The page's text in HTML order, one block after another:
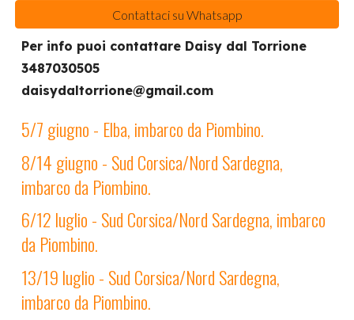
Contattaci su Whatsapp
Per info puoi contattare Daisy dal Torrione
3487030505
daisydaltorrione@gmail.com
5/7 giugno - Elba, imbarco da Piombino.
8/14 giugno - Sud Corsica/Nord Sardegna,
imbarco da Piombino.
6/12 luglio - Sud Corsica/Nord Sardegna, imbarco
da Piombino.
13/19 luglio - Sud Corsica/Nord Sardegna,
imbarco da Piombino.